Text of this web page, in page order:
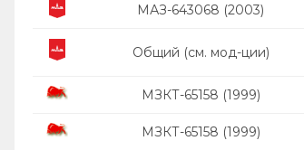
МАЗ-643068 (2003)
Общий (см. мод-ции)
МЗКТ-65158 (1999)
МЗКТ-65158 (1999)